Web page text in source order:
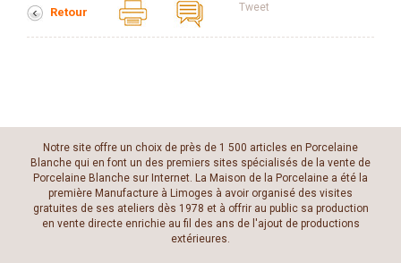
Retour Tweet
Notre site offre un choix de près de 1 500 articles en Porcelaine
Blanche qui en font un des premiers sites spécialisés de la vente de
Porcelaine Blanche sur Internet. La Maison de la Porcelaine a été la
première Manufacture à Limoges à avoir organisé des visites
gratuites de ses ateliers dès 1978 et à offrir au public sa production
en vente directe enrichie au fil des ans de l'ajout de productions
extérieures.